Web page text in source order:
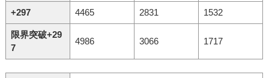
+297 4465 2831 1532
限界突破+29
7
4986 3066 1717